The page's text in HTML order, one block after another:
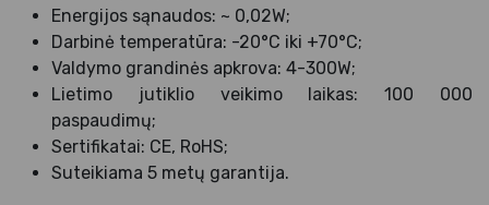
Energijos sąnaudos: ~ 0,02W;
Darbinė temperatūra: -20°C iki +70°C;
Valdymo grandinės apkrova: 4-300W;
Lietimo jutiklio veikimo laikas: 100 000
paspaudimų;
Sertifikatai: CE, RoHS;
Suteikiama 5 metų garantija.